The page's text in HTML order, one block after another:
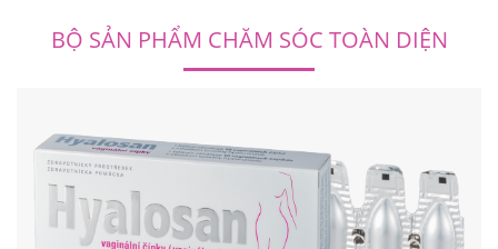
BỘ SẢN PHẨM CHĂM SÓC TOÀN DIỆN